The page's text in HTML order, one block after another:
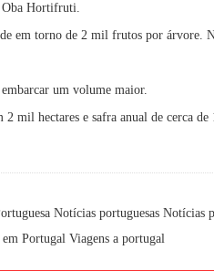
Oba Hortifruti.
em torno de 2 mil frutos por árvore.
um volume maior.
mil hectares e safra anual de cerca de
Notícias portuguesas Notícias
Portugal Viagens a portugal